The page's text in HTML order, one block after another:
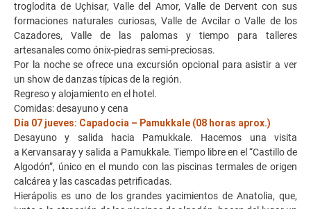
troglodita de Uçhisar, Valle del Amor, Valle de Dervent con sus
formaciones naturales curiosas, Valle de Avcilar o Valle de los
Cazadores, Valle de las palomas y tiempo para talleres
artesanales como ónix-piedras semi-preciosas.
Por la noche se ofrece una excursión opcional para asistir a ver
un show de danzas típicas de la región.
Regreso y alojamiento en el hotel.
Comidas: desayuno y cena
Día 07 jueves: Capadocia – Pamukkale (08 horas aprox.)
Desayuno y salida hacia Pamukkale. Hacemos una visita
a Kervansaray y salida a Pamukkale. Tiempo libre en el “Castillo de
Algodón”, único en el mundo con las piscinas termales de origen
calcárea y las cascadas petrificadas.
Hierápolis es uno de los grandes yacimientos de Anatolia, que,